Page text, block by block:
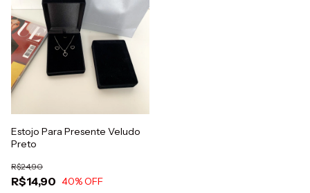
Estojo Para Presente Veludo
Preto
R$14,90
R$24,90
40% OFF